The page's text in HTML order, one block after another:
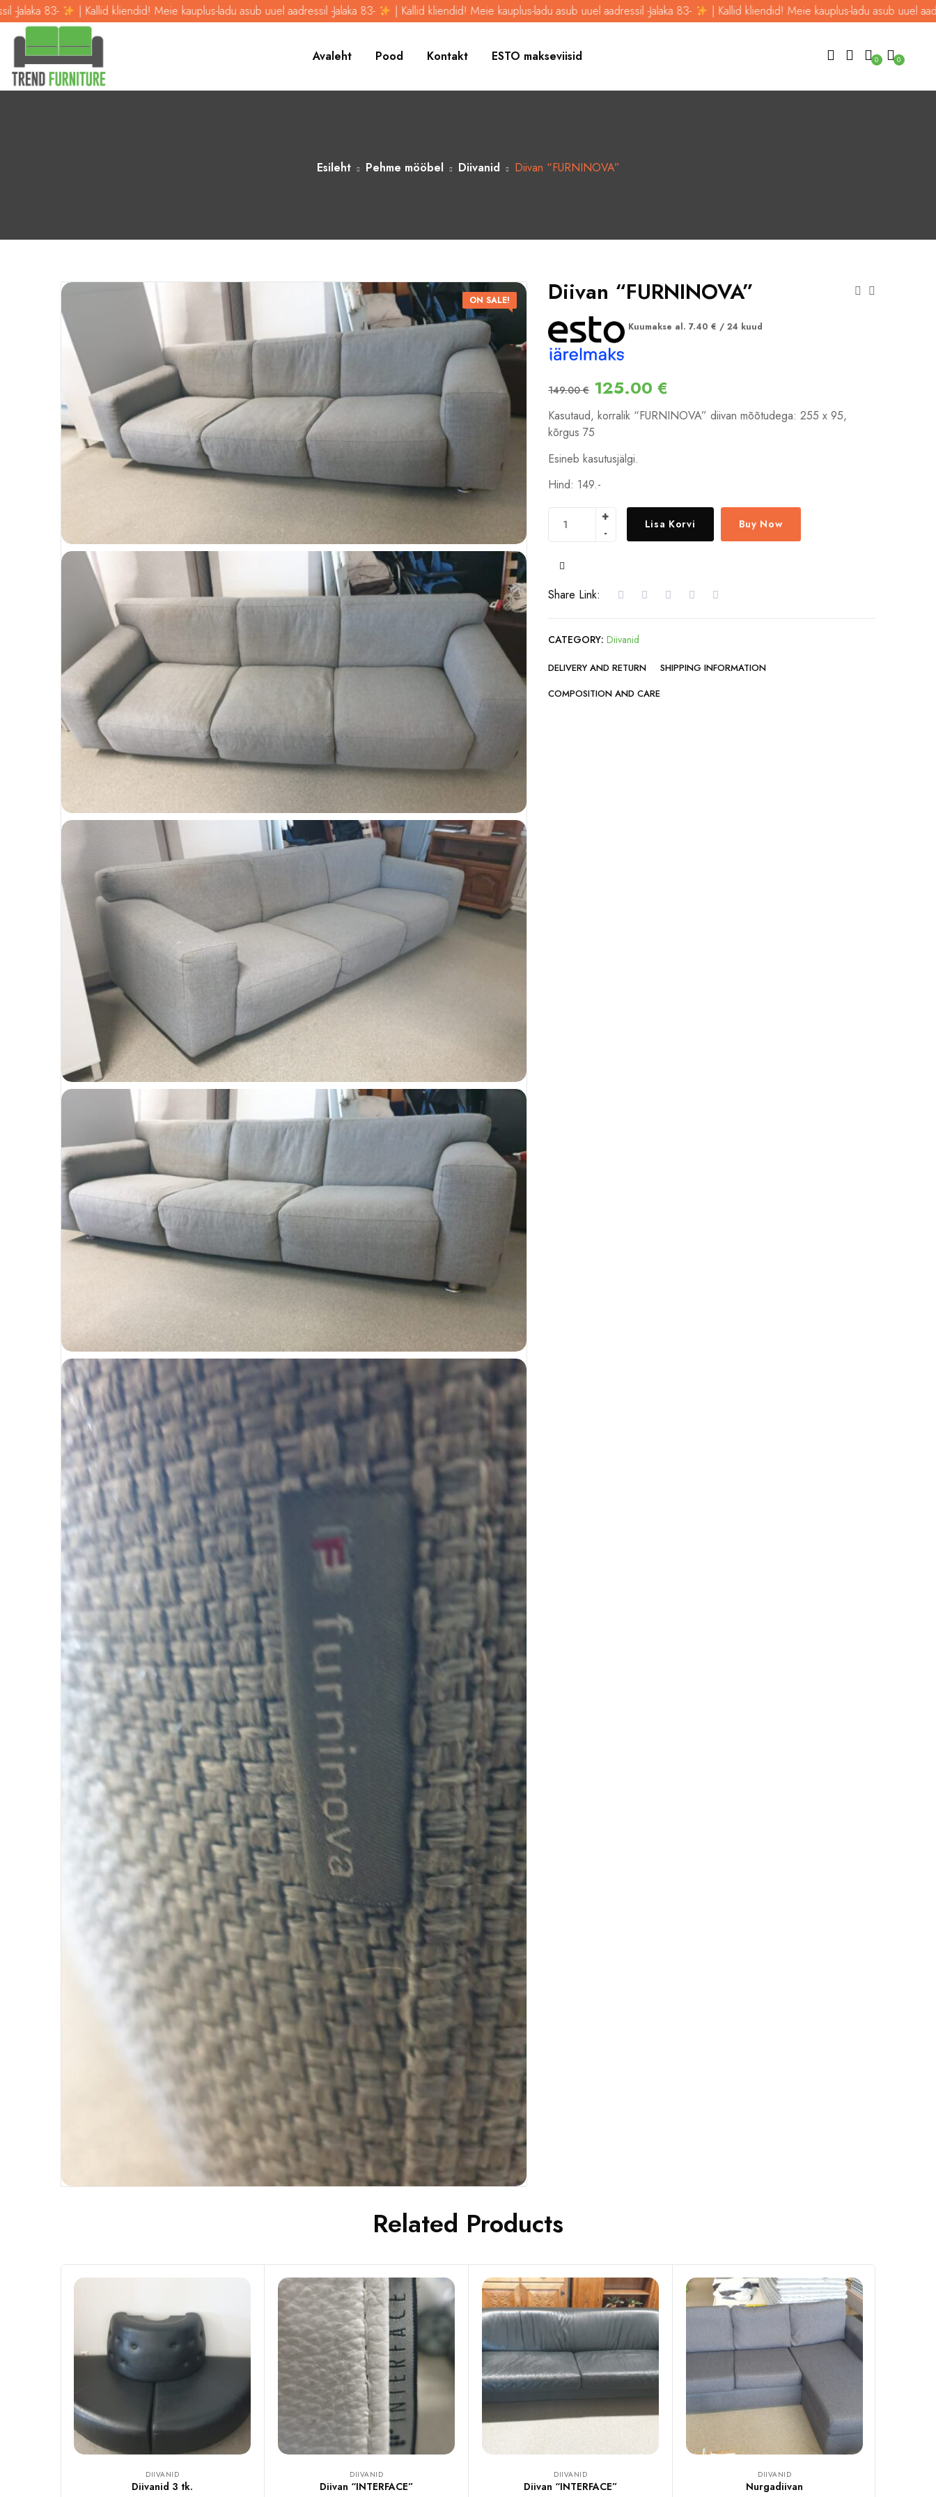
kliendid! Meie kauplus-ladu asub uuel aadressil -Jalaka 83- | Kallid kliendid! Meie kauplus-ladu asub uuel aadressil -Jalaka 83- | Kallid kliendid! Meie kauplus-ladu asub uuel aadressil -Jalaka 83-
Avaleht Pood Kontakt ESTO makseviisid 0
0
Esileht Pehme mööbel Diivanid Diivan “FURNINOVA”
ON SALE! Diivan “FURNINOVA”
Kuumakse al. 7.40 € / 24 kuud
149.00€ 125.00 €
Kasutaud, korralik “FURNINOVA” diivan mõõtudega: 255 x 95,
kõrgus 75
Esineb kasutusjälgi.
Hind: 149.-
Lisa Korvi Buy Now
Share Link:
CATEGORY: Diivanid
DELIVERY AND RETURN
SHIPPING INFORMATION
COMPOSITION AND CARE
Related Products
DIIVANID
Diivanid 3 tk.
DIIVANID
Diivan “INTERFACE”
DIIVANID
Diivan “INTERFACE”
DIIVANID
Nurgadiivan